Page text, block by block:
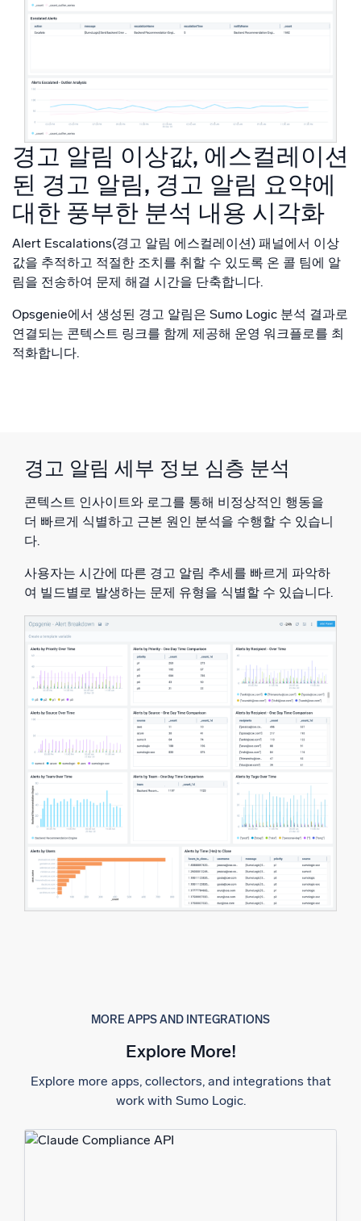
경고 알림 이상값, 에스컬레이션
된 경고 알림, 경고 알림 요약에
대한 풍부한 분석 내용 시각화
Alert Escalations(경고 알림 에스컬레이션) 패널에서 이상
값을 추적하고 적절한 조치를 취할 수 있도록 온 콜 팀에 알
림을 전송하여 문제 해결 시간을 단축합니다.
Opsgenie에서 생성된 경고 알림은 Sumo Logic 분석 결과로
연결되는 콘텍스트 링크를 함께 제공해 운영 워크플로를 최
적화합니다.
경고 알림 세부 정보 심층 분석
콘텍스트 인사이트와 로그를 통해 비정상적인 행동을
더 빠르게 식별하고 근본 원인 분석을 수행할 수 있습니
다.
사용자는 시간에 따른 경고 알림 추세를 빠르게 파악하
여 빌드별로 발생하는 문제 유형을 식별할 수 있습니다.
MORE APPS AND INTEGRATIONS
Explore More!
Explore more apps, collectors, and integrations that
work with Sumo Logic.